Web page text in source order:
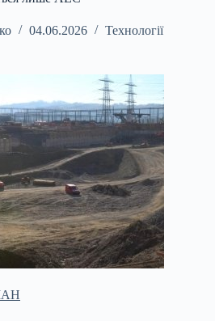
04.06.2026 Технології